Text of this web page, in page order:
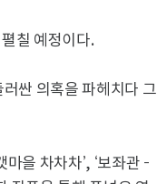
칠 예정이다.
싼 의혹을 파헤치다 그
을 차차차’, ‘보좌관 –